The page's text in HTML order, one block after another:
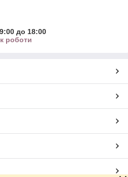
до 18:00
роботи